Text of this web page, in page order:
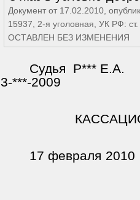
Документ от 17.02.2010,
15937, 2-я уголовная, УК РФ:
ОСТАВЛЕН БЕЗ ИЗМЕНЕНИЯ
Судья Р*** Е.А.
3-***-2009
17 февраля 2010